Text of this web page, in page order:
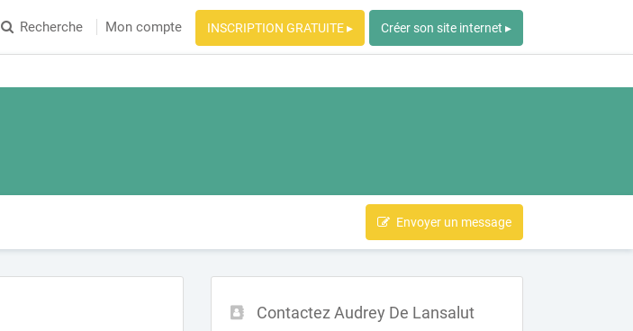
Recherche Mon compte INSCRIPTION GRATUITE ▸ Créer son site internet ▸
Envoyer un message
Contactez Audrey De Lansalut